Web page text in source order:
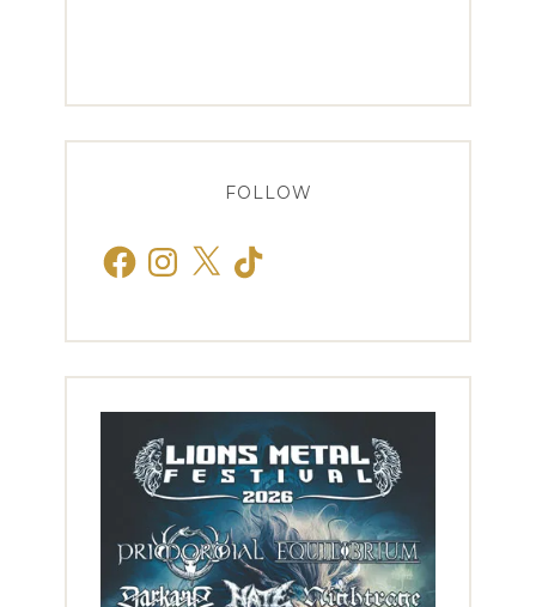
FOLLOW
FacebookInstagram
X TikTok